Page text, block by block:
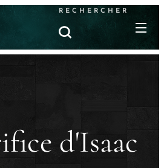
RECHERCHER
d'Isaac